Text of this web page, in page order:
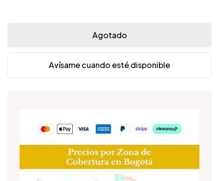
Agotado
Avísame cuando esté disponible